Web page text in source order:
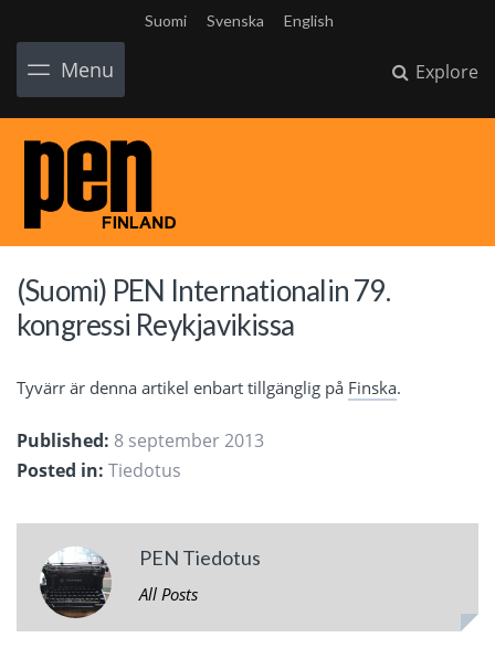
Suomi Svenska English
Menu Explore
(Suomi) PEN Internationalin 79.
kongressi Reykjavikissa
Tyvärr är denna artikel enbart tillgänglig på Finska.
Published: 8 september 2013
Posted in: Tiedotus
PEN Tiedotus
All Posts